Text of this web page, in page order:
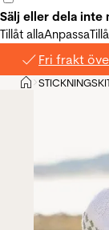
Sälj eller dela
Tillåt allaAnpassa
Fri frakt
Hem
>